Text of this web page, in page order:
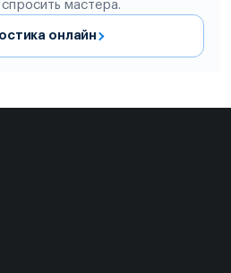
мастера.
онлайн